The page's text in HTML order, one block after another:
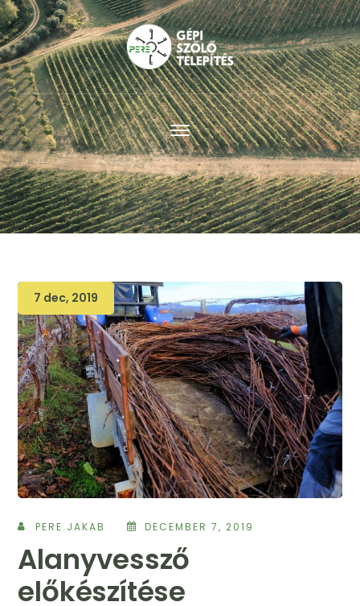
7 dec, 2019
PERE.JAKAB DECEMBER 7, 2019
Alanyvessző
előkészítése